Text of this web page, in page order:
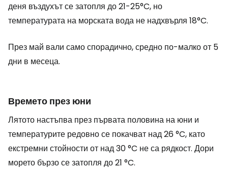
деня въздухът се затопля до 21-25°C, но
температурата на морската вода не надхвърля 18°C.
През май вали само спорадично, средно по-малко от 5
дни в месеца.
Времето през юни
Лятото настъпва през първата половина на юни и
температурите редовно се покачват над 26 °C, като
екстремни стойности от над 30 °C не са рядкост. Дори
морето бързо се затопля до 21 °C.